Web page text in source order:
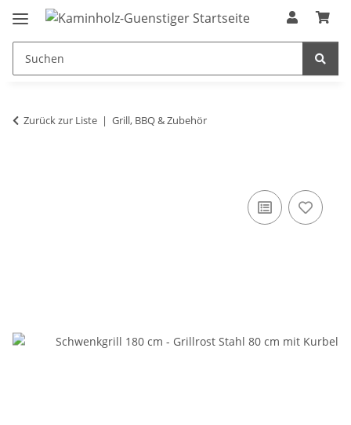
Zurück zur Liste Grill, BBQ & Zubehör